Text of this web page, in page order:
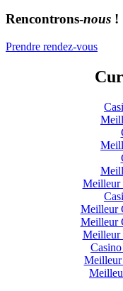
Rencontrons-nous !
Prendre rendez-vous
Meilleur
Meilleur
Meilleur
Meilleur
Meilleur